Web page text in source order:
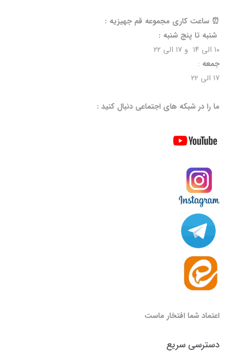
⏰️ ساعت کاری مجموعه قم جهیزیه :
شنبه تا پنج شنبه :
۱۰ الی ۱۴ و ۱۷ الی ۲۲
جمعه :
۱۷ الی ۲۲
ما را در شبکه های اجتماعی دنبال کنید :
اعتماد شما افتخار ماست
دسترسی سریع